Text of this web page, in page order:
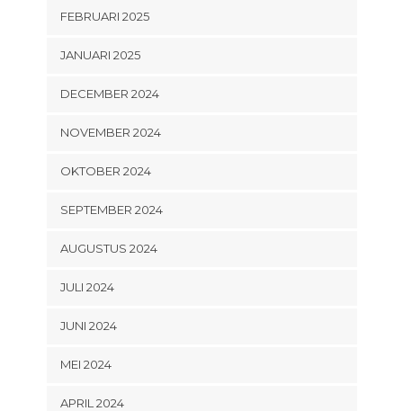
FEBRUARI 2025
JANUARI 2025
DECEMBER 2024
NOVEMBER 2024
OKTOBER 2024
SEPTEMBER 2024
AUGUSTUS 2024
JULI 2024
JUNI 2024
MEI 2024
APRIL 2024